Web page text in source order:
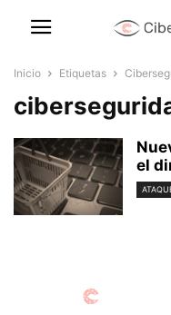
Inicio Etiquetas
el